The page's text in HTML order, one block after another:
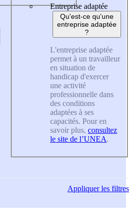
Entreprise adaptée
Qu'est-ce qu'une
entreprise adaptée
?
L'entreprise adaptée
permet à un travailleur
en situation de
handicap d'exercer
une activité
professionnelle dans
des conditions
adaptées à ses
capacités. Pour en
savoir plus, consultez
le site de l’UNEA.
Appliquerles filtres